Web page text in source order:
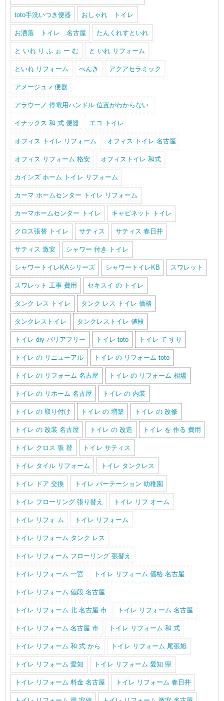
toto手洗いつき便器 おしゃれ トイレ
お洒落 トイレ 名古屋 たんくれすといれ
と いれ り ふ ぉ ー む と いれ リフォーム
といれ リフォーム べんき アクアセラミック
アメージュ z 便器
アラウーノ 停電用ハンドル 位置がわからない
イナックス 和 式 便器 エコ トイレ
オフィス トイレ リフォーム オフィス トイレ 名古屋
オフィス リフォーム 格安 オフィストイレ 和式
カインズ ホーム トイレ リフォーム
カーマ ホームセンター トイレ リフォーム
カーマホームセンター トイレ キャビネット トイレ
クロス張替 トイレ サティス サティス 春日井
サティス 激安 シャワー 付き トイレ
シャワートイレKAシリーズ シャワートイレKB スワレット
スワレット 工事 費用 セキスイ の トイレ
タンク レス トイレ タンク レス トイレ 価格
タンクレストイレ タンクレストイレ 値段
トイレ diy バリアフリー トイレ toto トイレ て すり
トイレ の リニューアル トイレ の リフォーム toto
トイレ の リフォーム 名古屋 トイレ の リフォーム 相場
トイレ の リホーム 名古屋 トイレ の 内装
トイレ の 取り付け トイレ の 増築 トイレ の 改修
トイレ の 改装 名古屋 トイレ の 改造 トイレ を 作る 費用
トイレ クロス 張 替 トイレ サティス
トイレ タイル リフォーム トイレ タンクレス
トイレ ドア 交換 トイレ パーテーション 幼稚園
トイレ フローリング 張り替え トイレ リフ オーム
トイレ リフォ ム トイレ リフォーム
トイレ リフォーム タンク レス
トイレ リフォーム フローリング 張替え
トイレ リフォーム 一宮 トイレ リフォーム 価格 名古屋
トイレ リフォーム 値段 名古屋
トイレ リフォーム 北 名古屋 市 トイレ リフォーム 名古屋
トイレ リフォーム 名古屋 市 トイレ リフォーム 和 式
トイレ リフォーム 和 式 から トイレ リフォーム 尾張旭
トイレ リフォーム 愛知 トイレ リフォーム 愛知 県
トイレ リフォーム 料金 名古屋 トイレ リフォーム 春日井